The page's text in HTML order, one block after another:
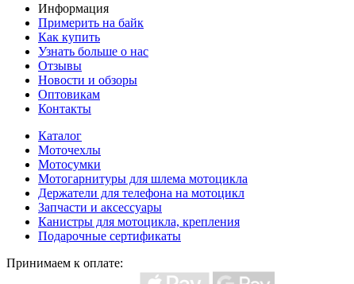
Информация
Примерить на байк
Как купить
Узнать больше о нас
Отзывы
Новости и обзоры
Оптовикам
Контакты
Каталог
Моточехлы
Мотосумки
Мотогарнитуры для шлема мотоцикла
Держатели для телефона на мотоцикл
Запчасти и аксессуары
Канистры для мотоцикла, крепления
Подарочные сертификаты
Принимаем к оплате: